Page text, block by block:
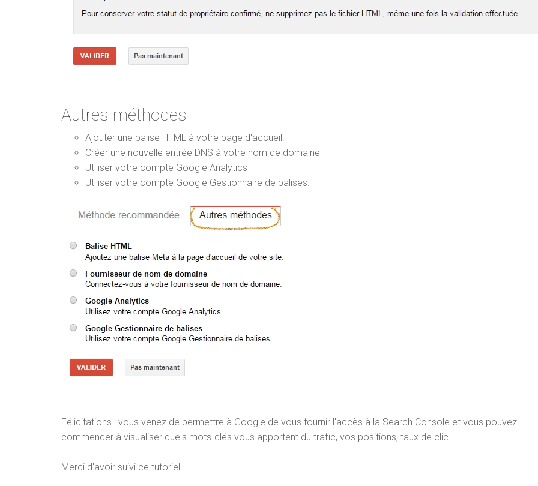
Autres méthodes
Ajouter une balise HTML à votre page d'accueil.
Créer une nouvelle entrée DNS à votre nom de domaine
Utiliser votre compte Google Analytics
Utiliser votre compte Google Gestionnaire de balises.
Félicitations : vous venez de permettre à Google de vous fournir l'accès à la Search Console et vous pouvez
commencer à visualiser quels mots-clés vous apportent du trafic, vos positions, taux de clic ...
Merci d'avoir suivi ce tutoriel.